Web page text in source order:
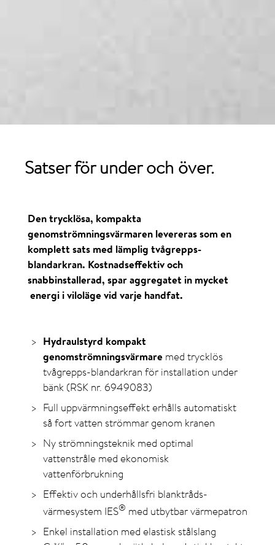
Satser förunderoch över.
Den trycklösa, kompakta
genomströmningsvärmaren levereras som en
komplett sats med lämplig tvågrepps-
blandarkran. Kostnadseffektiv och
snabbinstallerad, spar aggregatet in mycket
energi i viloläge vid varje handfat.
Hydraulstyrd kompakt
genomströmningsvärmare med trycklös
tvågrepps-blandarkran för installation under
bänk (RSK nr. 6949083)
Full uppvärmningseffekt erhålls automatiskt
så fort vatten strömmar genom kranen
Ny strömningsteknik med optimal
vattenstråle med ekonomisk
vattenförbrukning
Effektiv och underhållsfri blanktråds-
värmesystem IES® med utbytbar värmepatron
Enkel installation med elastisk stålslang